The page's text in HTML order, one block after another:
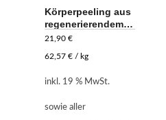
Körperpeeling aus
regenerierendem
Meersalz
21,90 €
62,57 €/ kg
inkl. 19 % MwSt.
sowie aller